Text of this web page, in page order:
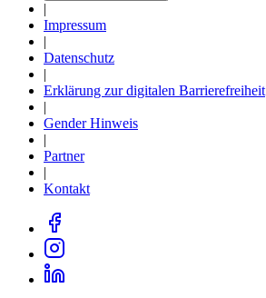
|
Impressum
|
Datenschutz
|
Erklärung zur digitalen Barrierefreiheit
|
Gender Hinweis
|
Partner
|
Kontakt